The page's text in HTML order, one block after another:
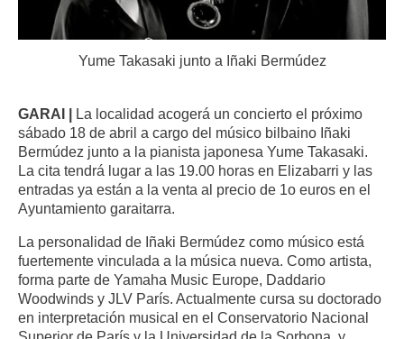
Yume Takasaki junto a Iñaki Bermúdez
GARAI | La localidad acogerá un concierto el próximo
sábado 18 de abril a cargo del músico bilbaino Iñaki
Bermúdez junto a la pianista japonesa Yume Takasaki.
La cita tendrá lugar a las 19.00 horas en Elizabarri y las
entradas ya están a la venta al precio de 1o euros en el
Ayuntamiento garaitarra.
La personalidad de Iñaki Bermúdez como músico está
fuertemente vinculada a la música nueva. Como artista,
forma parte de Yamaha Music Europe, Daddario
Woodwinds y JLV París. Actualmente cursa su doctorado
en interpretación musical en el Conservatorio Nacional